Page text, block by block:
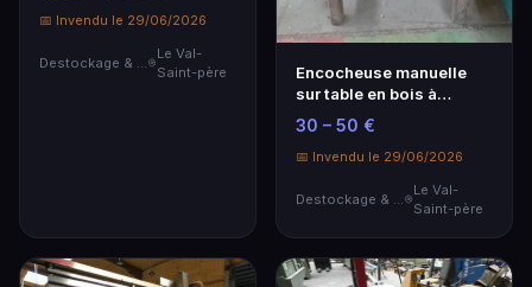
📅 Invendu le 29/06/2026
Le Val-
Saint-père
Encocheuse manuelle
sur table en bois à
entretoise.
30 – 50 €
📅 Invendu le 29/06/2026
Destockage & Invendus
Le Val-
Saint-père